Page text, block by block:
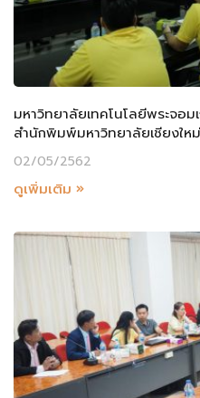
มหาวิทยาลัยเทคโนโลยีพระจอม
สำนักพิมพ์มหาวิทยาลัยเชียงใหม่
02/05/2562
ดูเพิ่มเติม »